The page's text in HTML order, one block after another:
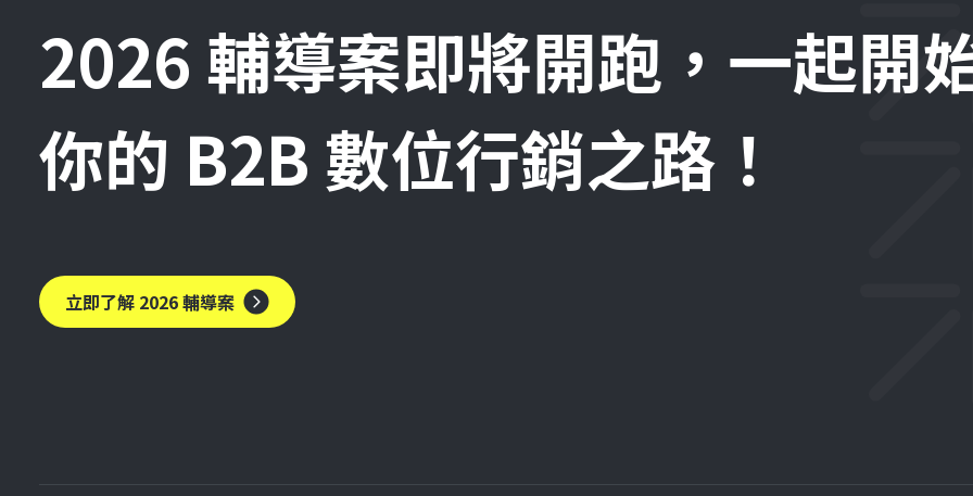
2026 輔導案即將開跑，一起開
你的 B2B 數位行銷之路！
立即了解 2026 輔導案